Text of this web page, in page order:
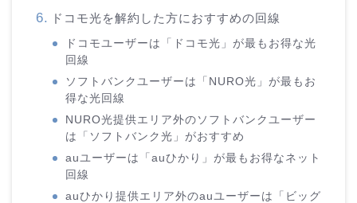
ドコモ光を解約した方におすすめの回線
ドコモユーザーは「ドコモ光」が最もお得な光
回線
ソフトバンクユーザーは「NURO光」が最もお
得な光回線
NURO光提供エリア外のソフトバンクユーザー
は「ソフトバンク光」がおすすめ
auユーザーは「auひかり」が最もお得なネット
回線
auひかり提供エリア外のauユーザーは「ビッグ